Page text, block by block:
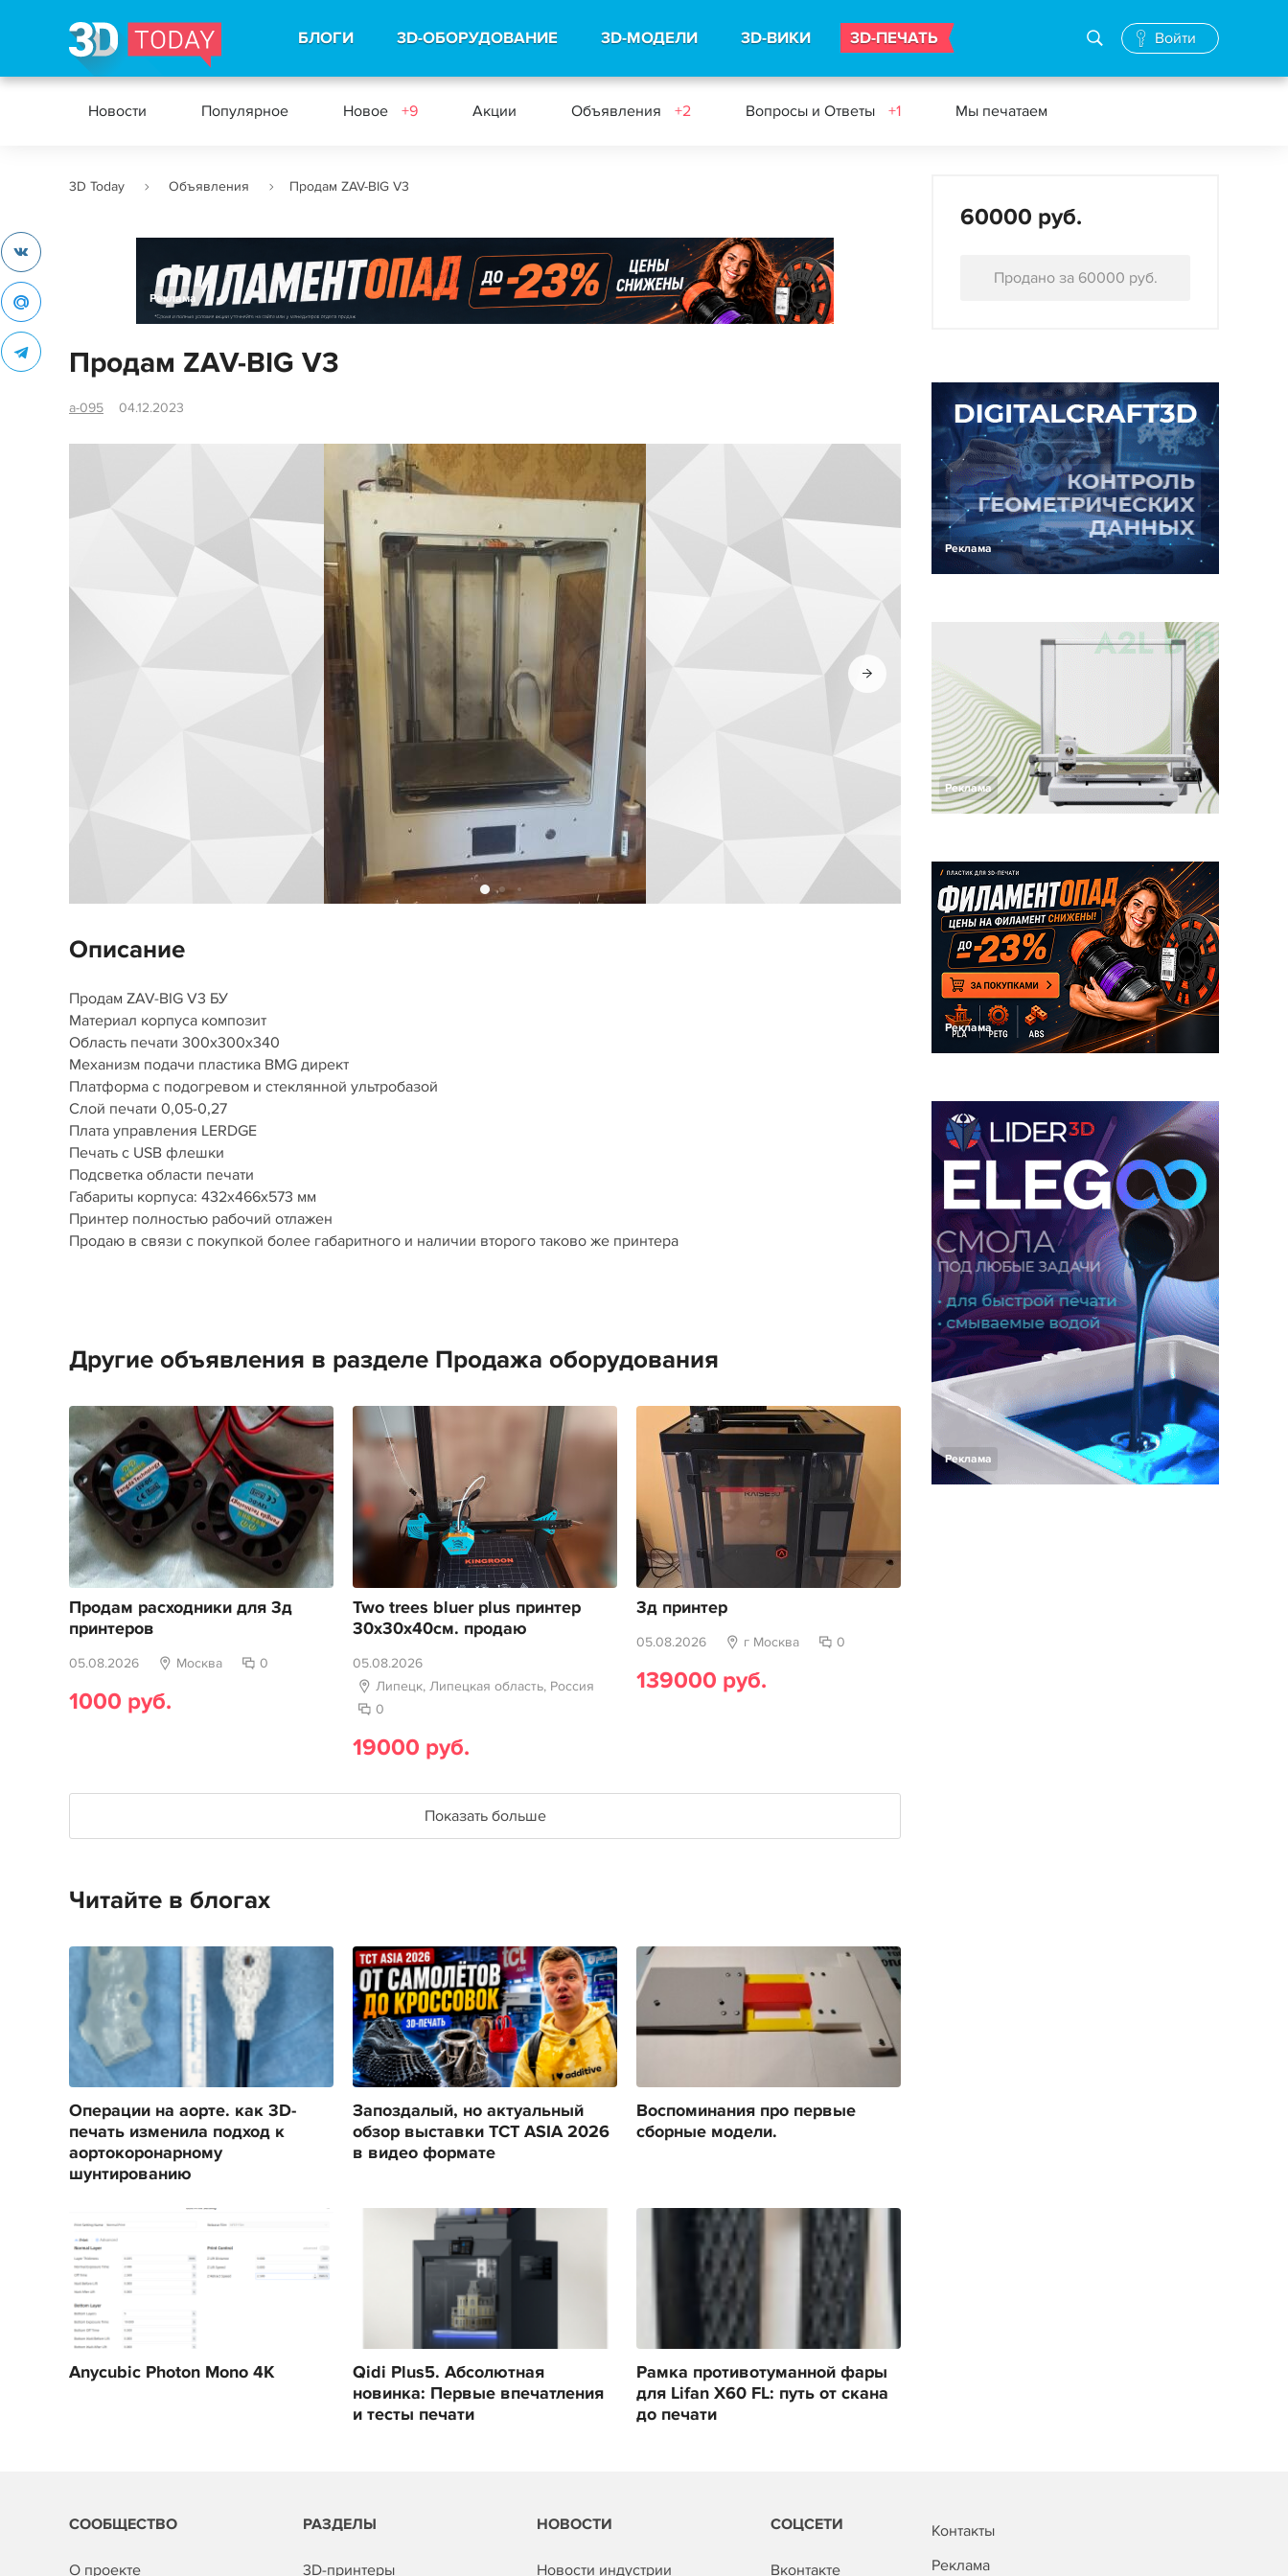
БЛОГИ 3D-ОБОРУДОВАНИЕ 3D-МОДЕЛИ 3D-ВИКИ 3D-ПЕЧАТЬ Войти
Новости Популярное Новое +9 Акции Объявления +2 Вопросы и Ответы +1 Мы печатаем
3D Today Объявления Продам ZAV-BIG V3
Реклама
Продам ZAV-BIG V3
a-095 04.12.2023
Описание
Продам ZAV-BIG V3 БУ
Материал корпуса композит
Область печати 300х300х340
Механизм подачи пластика BMG директ
Платформа с подогревом и стеклянной ультробазой
Слой печати 0,05-0,27
Плата управления LERDGE
Печать с USB флешки
Подсветка области печати
Габариты корпуса: 432х466х573 мм
Принтер полностью рабочий отлажен
Продаю в связи с покупкой более габаритного и наличии второго таково же принтера
Другие объявления в разделе Продажа оборудования
Продам расходники для 3д
принтеров
05.08.2026 Москва 0
1000 руб.
Two trees bluer plus принтер
30х30х40см. продаю
05.08.2026
Липецк, Липецкая область, Россия
0
19000 руб.
3д принтер
05.08.2026 г Москва 0
139000 руб.
Показать больше
Читайте в блогах
Операции на аорте. как 3D-
печать изменила подход к
аортокоронарному
шунтированию
Запоздалый, но актуальный
обзор выставки TCT ASIA 2026
в видео формате
Воспоминания про первые
сборные модели.
Anycubic Photon Mono 4K
Qidi Plus5. Абсолютная
новинка: Первые впечатления
и тесты печати
Рамка противотуманной фары
для Lifan X60 FL: путь от скана
до печати
60000 руб.
Продано за 60000 руб.
Реклама
Реклама
Реклама
Реклама
СООБЩЕСТВО
О проекте
РАЗДЕЛЫ
3D-принтеры
НОВОСТИ
Новости индустрии
СОЦСЕТИ
Вконтакте
Контакты
Реклама